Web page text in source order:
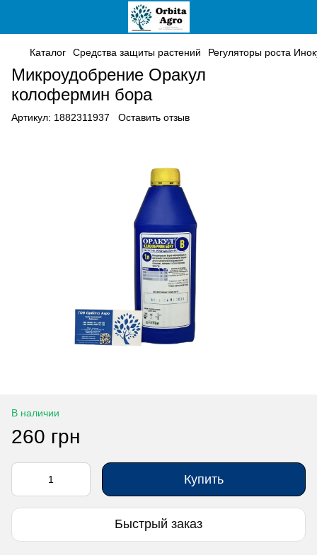
Каталог Средства защиты растений Регуляторы роста
Микроудобрение Оракул
колофермин бора
Артикул: 1882311937 Оставить отзыв
В наличии
260 грн
Купить
Быстрый заказ